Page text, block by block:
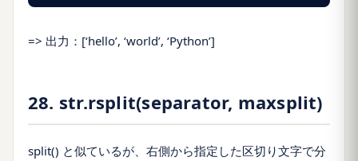
=> 出力：[‘hello’, ‘world’, ‘Python’]
28. str.rsplit(separator, maxsplit)
split() と似ているが、右側から指定した区切り文字で分